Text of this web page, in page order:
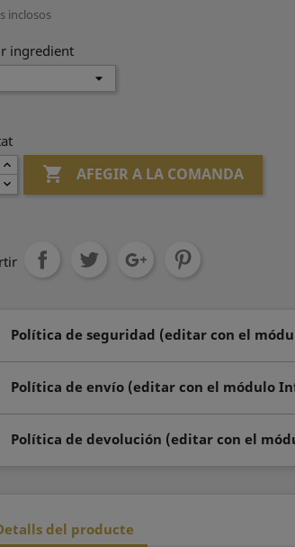
inclosos
ingredient
 AFEGIR A LA COMANDA
Política de seguridad (editar con el
Política de envío (editar con el módulo
Política de devolución (editar con el
del producte